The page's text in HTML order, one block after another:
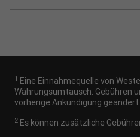
1 Eine Einnahmequelle von
Währungsumtausch. Gebühren
vorherige Ankündigung
2 Es können zusätzliche